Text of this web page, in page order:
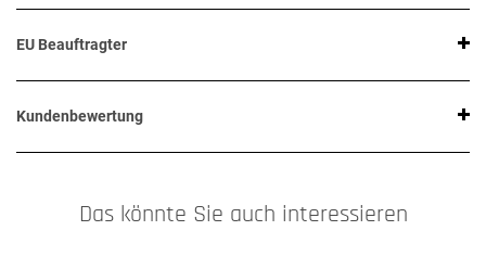
EU Beauftragter
Kundenbewertung
Das könnte Sie auch interessieren